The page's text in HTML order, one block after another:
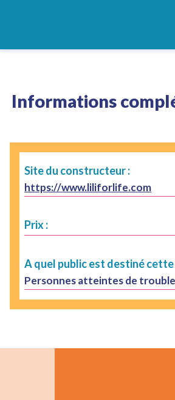
Informations
Site du constructeur :
https://www.liliforlife.com
Prix :
A quel public est destiné
Personnes atteintes de